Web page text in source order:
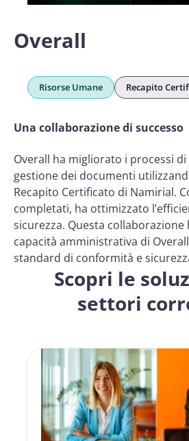
Overall
Risorse Umane Recapito
Una collaborazione di successo
Overall ha migliorato i processi
gestione dei documenti
Recapito Certificato di Namirial.
completati, ha ottimizzato
sicurezza. Questa
capacità amministrativa di
standard di conformità e
Scopri le
settori